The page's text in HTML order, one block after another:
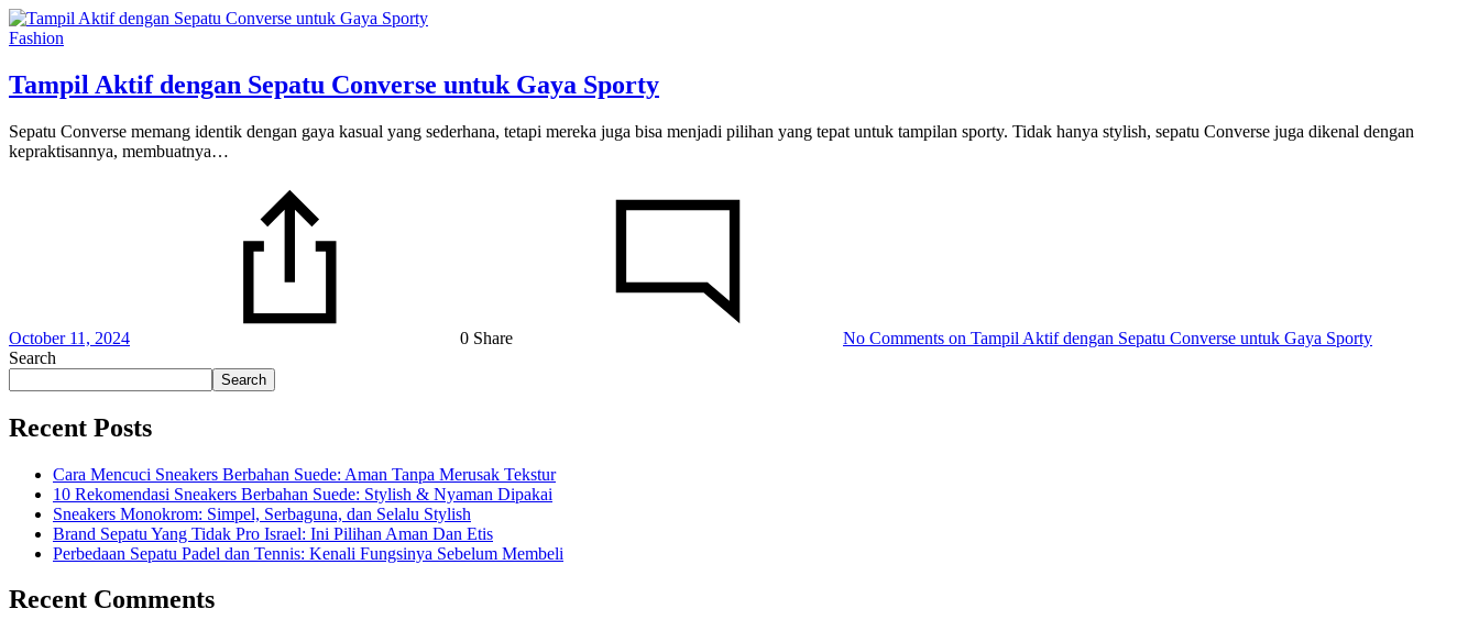
Fashion
Tampil Aktif dengan Sepatu Converse untuk Gaya Sporty
Sepatu Converse memang identik dengan gaya kasual yang sederhana, tetapi mereka juga bisa menjadi pilihan yang tepat untuk tampilan sporty. Tidak hanya stylish, sepatu Converse juga dikenal dengan
kepraktisannya, membuatnya…
October 11, 2024 0 Share No Comments on Tampil Aktif dengan Sepatu Converse untuk Gaya Sporty
Search
Search
Recent Posts
Cara Mencuci Sneakers Berbahan Suede: Aman Tanpa Merusak Tekstur
10 Rekomendasi Sneakers Berbahan Suede: Stylish & Nyaman Dipakai
Sneakers Monokrom: Simpel, Serbaguna, dan Selalu Stylish
Brand Sepatu Yang Tidak Pro Israel: Ini Pilihan Aman Dan Etis
Perbedaan Sepatu Padel dan Tennis: Kenali Fungsinya Sebelum Membeli
Recent Comments